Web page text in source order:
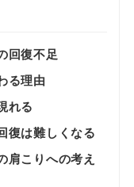
回復不足
る理由
れる
復は難しくなる
肩こりへの考え